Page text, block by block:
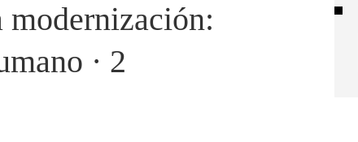
modernización:
· 2